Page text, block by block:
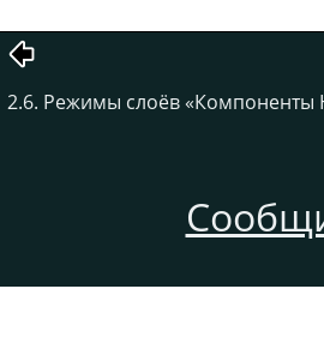
2.6. Режимы слоёв «Компоненты